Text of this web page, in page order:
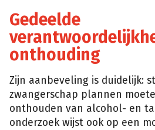
Gedeelde
onthouding
Zijn aanbeveling is duidelijk:
zwangerschap plannen
onthouden van alcohol- en
onderzoek wijst ook op een